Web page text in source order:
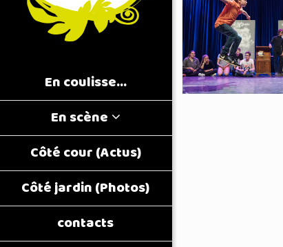
En coulisse…
En scène
Côté cour (Actus)
Côté jardin (Photos)
contacts